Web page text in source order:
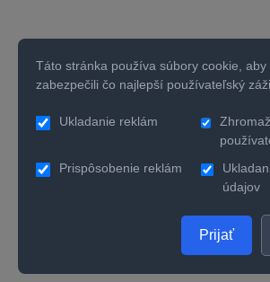
Táto stránka používa súbory cookie, aby
zabezpečili čo najlepší používateľský
Ukladanie reklám
Prispôsobenie reklám
údajov
Prijať